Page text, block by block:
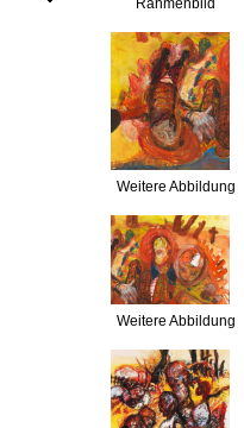
Rahmenbild
Weitere Abbildung
Weitere Abbildung